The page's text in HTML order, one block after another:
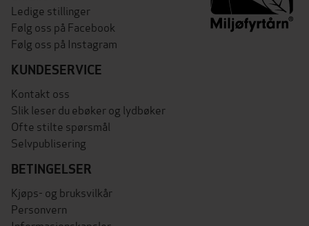
Ledige stillinger
Følg oss på Facebook
Følg oss på Instagram
KUNDESERVICE
Kontakt oss
Slik leser du ebøker og lydbøker
Ofte stilte spørsmål
Selvpublisering
BETINGELSER
Kjøps- og bruksvilkår
Personvern